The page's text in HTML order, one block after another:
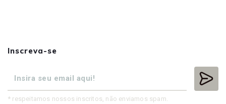
Inscreva-se
* respeitamos nossos inscritos, não enviamos spam.